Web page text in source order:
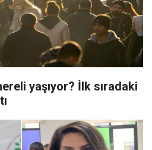
yaşıyor? İlk sıradaki